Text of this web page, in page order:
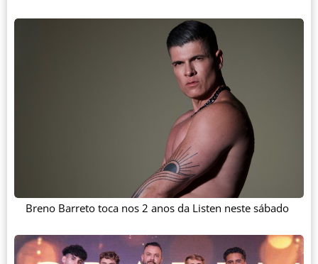
Breno Barreto toca nos 2 anos da Listen neste sábado